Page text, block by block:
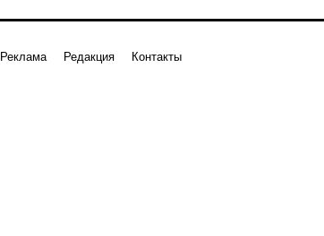
Реклама Редакция Контакты